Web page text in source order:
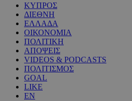
ΚΥΠΡΟΣ
ΔΙΕΘΝΗ
ΕΛΛΑΔΑ
ΟΙΚΟΝΟΜΙΑ
ΠΟΛΙΤΙΚΗ
ΑΠΟΨΕΙΣ
VIDEOS & PODCASTS
ΠΟΛΙΤΙΣΜΟΣ
GOAL
LIKE
EN